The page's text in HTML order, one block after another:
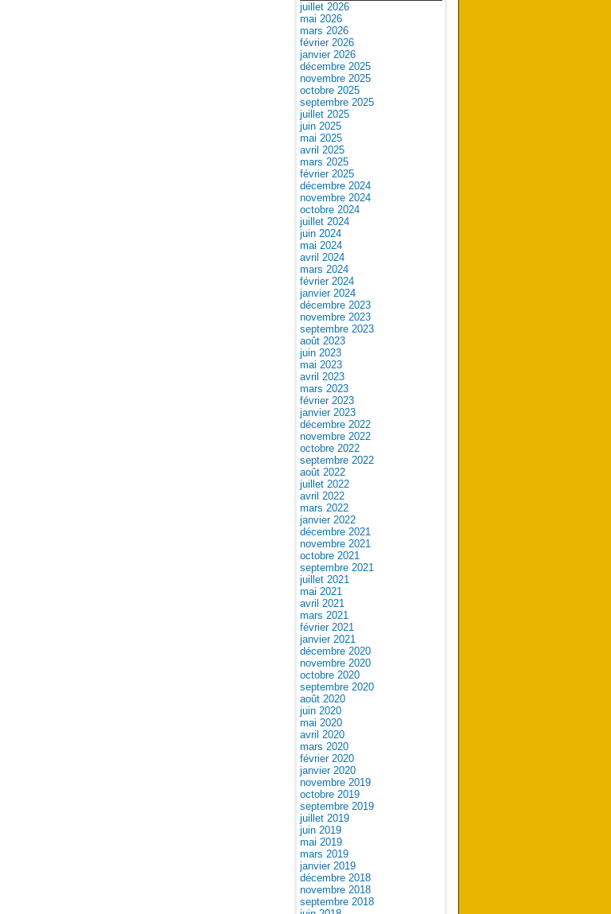
juillet 2026
mai 2026
mars 2026
février 2026
janvier 2026
décembre 2025
novembre 2025
octobre 2025
septembre 2025
juillet 2025
juin 2025
mai 2025
avril 2025
mars 2025
février 2025
décembre 2024
novembre 2024
octobre 2024
juillet 2024
juin 2024
mai 2024
avril 2024
mars 2024
février 2024
janvier 2024
décembre 2023
novembre 2023
septembre 2023
août 2023
juin 2023
mai 2023
avril 2023
mars 2023
février 2023
janvier 2023
décembre 2022
novembre 2022
octobre 2022
septembre 2022
août 2022
juillet 2022
avril 2022
mars 2022
janvier 2022
décembre 2021
novembre 2021
octobre 2021
septembre 2021
juillet 2021
mai 2021
avril 2021
mars 2021
février 2021
janvier 2021
décembre 2020
novembre 2020
octobre 2020
septembre 2020
août 2020
juin 2020
mai 2020
avril 2020
mars 2020
février 2020
janvier 2020
novembre 2019
octobre 2019
septembre 2019
juillet 2019
juin 2019
mai 2019
mars 2019
janvier 2019
décembre 2018
novembre 2018
septembre 2018